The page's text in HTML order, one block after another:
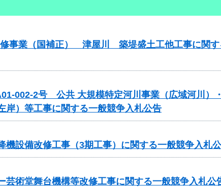
事業（国補正） 津屋川 築堤盛土工他工事に関す
002-2号 公共 大規模特定河川事業（広域河川）
）等工事に関する一般競争入札公告
機設備改修工事（3期工事）に関する一般競争入札
芸術堂舞台機構等改修工事に関する一般競争入札公